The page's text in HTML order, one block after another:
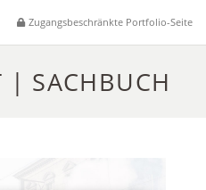
Zugangsbeschränkte Portfolio-Seite
| SACHBUCH